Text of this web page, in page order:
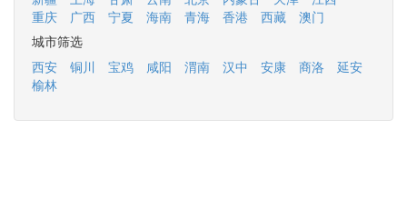
重庆
广西 宁夏 海南 青海 香港 西藏
澳门
城市筛选
西安
铜川 宝鸡 咸阳 渭南 汉中 安康 商洛
延安
榆林